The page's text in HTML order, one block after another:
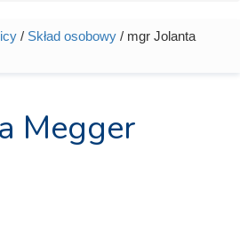
/ Skład osobowy / mgr Jolanta
Megger